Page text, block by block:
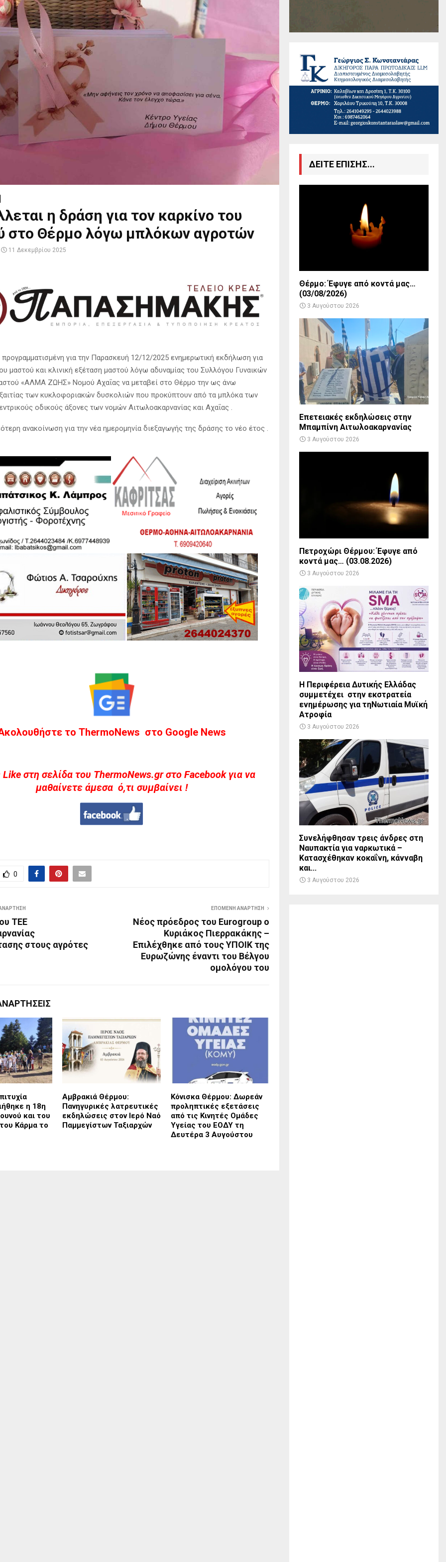
η δράση για τον καρκίνο του
στο Θέρμο λόγω μπλόκων αγροτών
11 Δεκεμβρίου 2025
για την Παρασκευή 12/12/2025 ενημερωτική εκδήλωση για
μαστού και κλινική εξέταση μαστού λόγω αδυναμίας του Συλλόγου Γυναικών
«ΑΛΜΑ ΖΩΗΣ» Νομού Αχαΐας να μεταβεί στο Θέρμο την ως άνω
των κυκλοφοριακών δυσκολιών που προκύπτουν από τα μπλόκα των
οδικούς άξονες των νομών Αιτωλοακαρνανίας και Αχαΐας .
ανακοίνωση για την νέα ημερομηνία διεξαγωγής της δράσης το νέο έτος .
το ThermoNews στο Google News
Like στη σελίδα του ThermoNews.gr στο Facebook για να
μαθαίνετε άμεσα ό,τι συμβαίνει !
0
ΤΕΕ
στους αγρότες
ΕΠΌΜΕΝΗ ΑΝΆΡΤΗΣΗ
Νέος πρόεδρος του Eurogroup ο
Κυριάκος Πιερρακάκης –
Επιλέχθηκε από τους ΥΠΟΙΚ της
Ευρωζώνης έναντι του Βέλγου
ομολόγου του
η 18η
και του
Κάρμα το
Αμβρακιά Θέρμου:
Πανηγυρικές λατρευτικές
εκδηλώσεις στον Ιερό Ναό
Παμμεγίστων Ταξιαρχών
Κόνισκα Θέρμου: Δωρεάν
προληπτικές εξετάσεις
από τις Κινητές Ομάδες
Υγείας του ΕΟΔΥ τη
Δευτέρα 3 Αυγούστου
ΔΕΙΤΕ ΕΠΙΣΗΣ...
Θέρμο: Έφυγε από κοντά μας…
(03/08/2026)
3 Αυγούστου 2026
Επετειακές εκδηλώσεις στην
Μπαμπίνη Αιτωλοακαρνανίας
3 Αυγούστου 2026
Πετροχώρι Θέρμου: Έφυγε από
κοντά μας… (03.08.2026)
3 Αυγούστου 2026
Η Περιφέρεια Δυτικής Ελλάδας
συμμετέχει στην εκστρατεία
ενημέρωσης για τηΝωτιαία Μυϊκή
Ατροφία
3 Αυγούστου 2026
Συνελήφθησαν τρεις άνδρες στη
Ναυπακτία για ναρκωτικά –
Κατασχέθηκαν κοκαΐνη, κάνναβη
και...
3 Αυγούστου 2026